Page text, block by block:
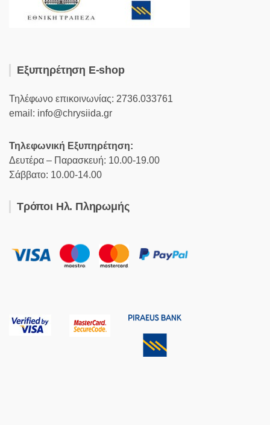
Εξυπηρέτηση E-shop
Τηλέφωνο επικοινωνίας: 2736.033761
email: info@chrysiida.gr
Τηλεφωνική Εξυπηρέτηση:
Δευτέρα – Παρασκευή: 10.00-19.00
Σάββατο: 10.00-14.00
Τρόποι Ηλ. Πληρωμής